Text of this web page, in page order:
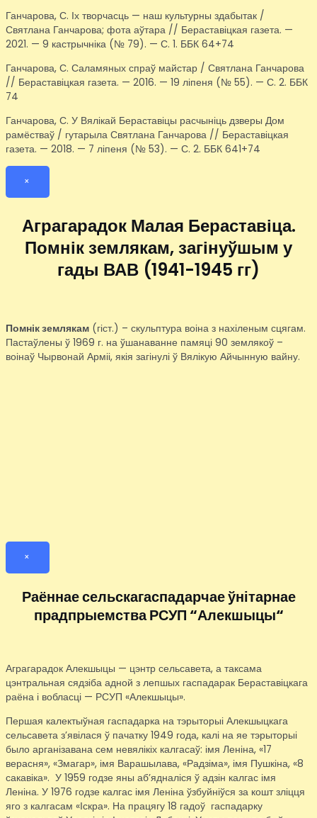
Ганчарова, С. Іх творчасць — наш культурны здабытак /
Святлана Ганчарова; фота аўтара // Бераставіцкая газета. —
2021. — 9 кастрычніка (№ 79). — С. 1. ББК 64+74
Ганчарова, С. Саламяных спраў майстар / Святлана Ганчарова
// Бераставіцкая газета. — 2016. — 19 ліпеня (№ 55). — С. 2. ББК
74
Ганчарова, С. У Вялікай Бераставіцы расчыніць дзверы Дом
рамёстваў / гутарыла Святлана Ганчарова // Бераставіцкая
газета. — 2018. — 7 ліпеня (№ 53). — С. 2. ББК 641+74
×
Аграгарадок Малая Бераставіца.
Помнік землякам, загінуўшым у
гады ВАВ (1941-1945 гг)
Помнік землякам (гіст.) – скульптура воіна з нахіленым сцягам.
Пастаўлены ў 1969 г. на ўшанаванне памяці 90 землякоў –
воінаў Чырвонай Арміі, якія загінулі ў Вялікую Айчынную вайну.
×
Раённае сельскагаспадарчае ўнітарнае
прадпрыемства РСУП “Алекшыцы“
Аграгарадок Алекшыцы — цэнтр сельсавета, а таксама
цэнтральная сядзіба адной з лепшых гаспадарак Бераставіцкага
раёна і вобласці — РСУП «Алекшыцы».
Першая калектыўная гаспадарка на тэрыторыі Алекшыцкага
сельсавета з’явілася ў пачатку 1949 года, калі на яе тэрыторыі
было арганізавана сем невялікіх калгасаў: імя Леніна, «17
верасня», «Змагар», імя Варашылава, «Радзіма», імя Пушкіна, «8
сакавіка». У 1959 годзе яны аб’ядналіся ў адзін калгас імя
Леніна. У 1976 годзе калгас імя Леніна ўзбуйніўся за кошт зліцця
яго з калгасам «Іскра». На працягу 18 гадоў гаспадарку